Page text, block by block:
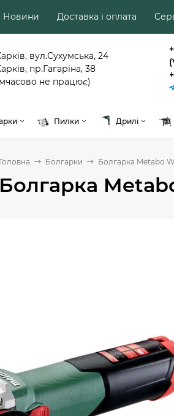
Новини Доставка і оплата
вул.Сухумська, 24
пр.Гагаріна, 38
не працює)
Пилки Дрилі
Головна Болгарки Болгарка Metabo
Болгарка